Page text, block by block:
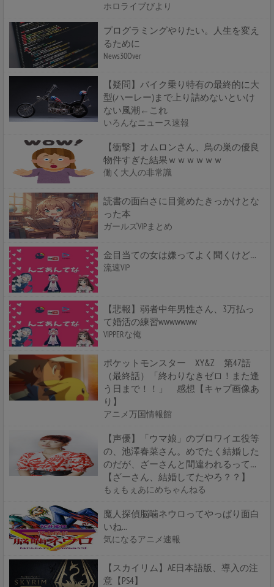
ホロライブびより
プログラミングやりたい。人生を変え
るために
News30Over
【疑問】バイク乗り特有の最終的に大
型(ハーレー)まで上り詰めないといけ
ない風潮←これ
いろんなニュース速報
【衝撃】オムロンさん、鳥の巣の優良
物件すぎた結果ｗｗｗｗｗｗ
働く大人の非常識
読書の面白さに目覚めたきっかけとな
った本
ガールズVIPまとめ
金目当ての女は嫌ってよく聞くけど…
流速VIP
【悲報】弱者中年男性さん、3万払っ
て婚活の練習wwwwwww
VIPPERな俺
ポケットモンスター XY&Z 第47話
（最終話）「終わりなきゼロ！また逢
う日まで！！」 感想【キャプ画像あ
り】
アニメ万国情報館
【声優】「ウマ娘」のブロワイエ役等
の、池澤春菜さん。めでたく結婚した
のだが、ざーさんと間違われるって…
【ざーさん、結婚してたやろ？？】
もぇもぇあにめちゃんねる
魔人探偵脳噛ネウロってやっぱり面白
いね...
気になるアニメ速報
【スカイリム】AE日本語版、導入の注
意【PS4】